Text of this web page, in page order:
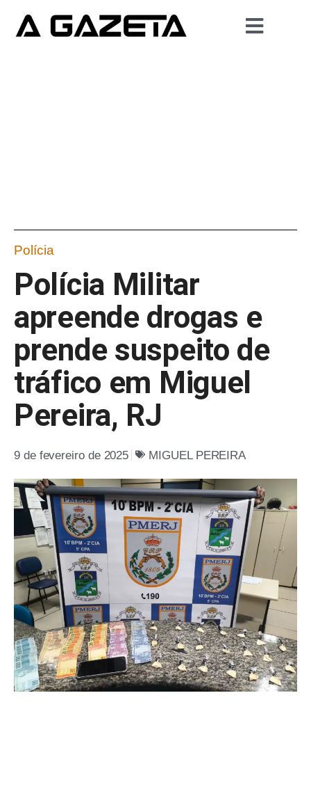
Polícia
Polícia Militar
apreende drogas e
prende suspeito de
tráfico em Miguel
Pereira, RJ
9 de fevereiro de 2025 MIGUEL PEREIRA